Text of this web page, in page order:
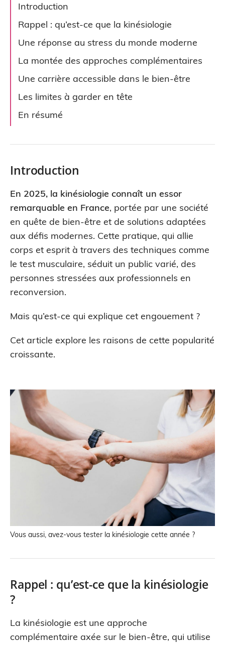
Introduction
Rappel : qu’est-ce que la kinésiologie
Une réponse au stress du monde moderne
La montée des approches complémentaires
Une carrière accessible dans le bien-être
Les limites à garder en tête
En résumé
Introduction
En 2025, la kinésiologie connaît un essor
remarquable en France, portée par une société
en quête de bien-être et de solutions adaptées
aux défis modernes. Cette pratique, qui allie
corps et esprit à travers des techniques comme
le test musculaire, séduit un public varié, des
personnes stressées aux professionnels en
reconversion.
Mais qu’est-ce qui explique cet engouement ?
Cet article explore les raisons de cette popularité
croissante.
Vous aussi, avez-vous tester la kinésiologie cette année ?
Rappel : qu’est-ce que la kinésiologie
?
La kinésiologie est une approche
complémentaire axée sur le bien-être, qui utilise